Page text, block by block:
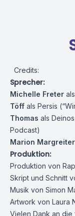
Credits:
Sprecher:
Michelle Freter
Töff als Persis (
Thomas als
Podcast)
Marion Margreiter
Produktion:
Produktion von
Skript und Schnitt
Musik von Simon
Artwork von Laura
Vielen Dank an die